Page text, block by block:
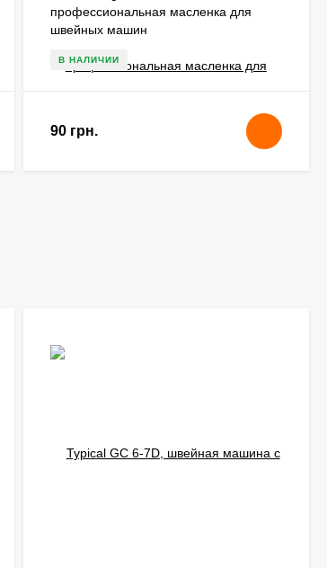
профессиональная масленка для
швейных машин
В НАЛИЧИИ
90 грн.